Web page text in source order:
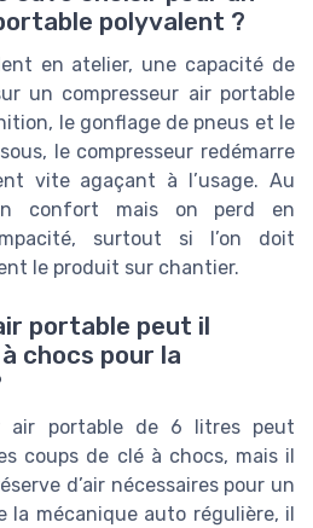
polyvalent ?
en atelier, une capacité de
un compresseur air portable
le gonflage de pneus et le
le compresseur redémarre
vite agaçant à l’usage. Au
confort mais on perd en
surtout si l’on doit
le produit sur chantier.
portable peut il
chocs pour la
air portable de 6 litres peut
coups de clé à chocs, mais il
d’air nécessaires pour un
la mécanique auto régulière, il